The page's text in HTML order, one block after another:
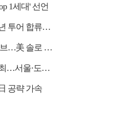
1세대' 선언
리베란테 진원, 조수미 데뷔 40주년 투어 합류…듀엣·아리아 가창
투바투 연준, 뉴욕 아침 빛낸 라이브…美 솔로 활동 포문
캣츠아이, '와일드' 팝업스토어 개최…서울·도쿄서 팬 소통
공략 가속